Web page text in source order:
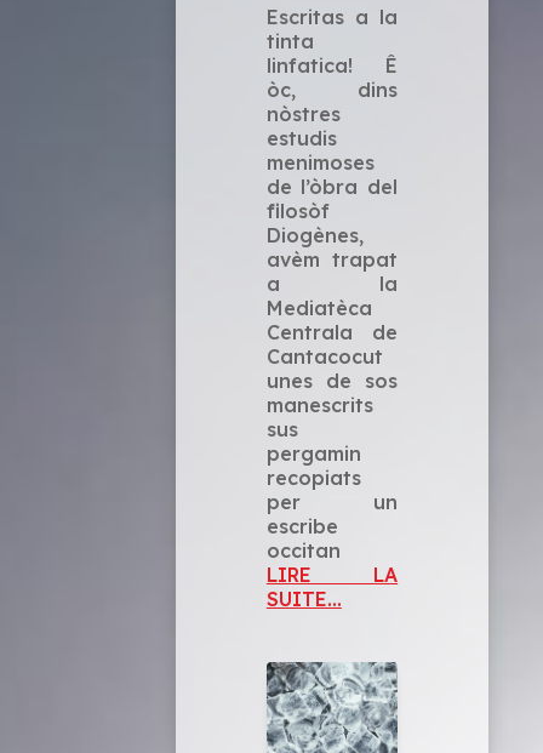
Escritas a la
tinta
linfatica! Ê
òc, dins
nòstres
estudis
menimoses
de l’òbra del
filosòf
Diogènes,
avèm trapat
a la
Mediatèca
Centrala de
Cantacocut
unes de sos
manescrits
sus
pergamin
recopiats
per un
escribe
occitan
LIRE LA
SUITE...